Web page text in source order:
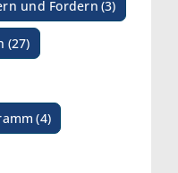
und Fordern (3)
(27)
(4)